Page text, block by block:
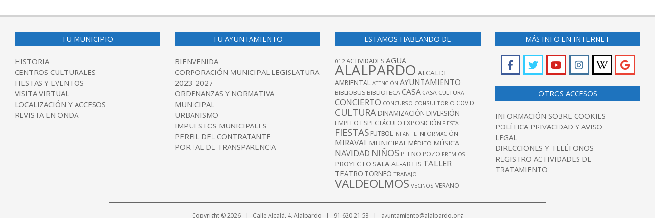
TU MUNICIPIO
HISTORIA
CENTROS CULTURALES
FIESTAS Y EVENTOS
VISITA VIRTUAL
LOCALIZACIÓN Y ACCESOS
REVISTA EN ONDA
TU AYUNTAMIENTO
BIENVENIDA
CORPORACIÓN MUNICIPAL LEGISLATURA
2023-2027
ORDENANZAS Y NORMATIVA
MUNICIPAL
URBANISMO
IMPUESTOS MUNICIPALES
PERFIL DEL CONTRATANTE
PORTAL DE TRANSPARENCIA
ESTAMOS HABLANDO DE
012 ACTIVIDADES AGUA
ALALPARDO ALCALDE
AMBIENTAL ATENCIÓN AYUNTAMIENTO
BIBLIOBUS BIBLIOTECACASA CASA CULTURA
CONCIERTO CONCURSO CONSULTORIO COVID
CULTURA DINAMIZACIÓN DIVERSIÓN
EMPLEO ESPECTÁCULO EXPOSICIÓN FIESTA
FIESTAS FUTBOL INFANTIL INFORMACIÓN
MIRAVAL MUNICIPAL MÉDICO MÚSICA
NAVIDAD NIÑOS PLENO POZO PREMIOS
PROYECTO SALA AL-ARTIS TALLER
TEATRO TORNEO TRABAJO
VALDEOLMOS VECINOS VERANO
MÁS INFO EN INTERNET
OTROS ACCESOS
INFORMACIÓN SOBRE COOKIES
POLÍTICA PRIVACIDAD Y AVISO
LEGAL
DIRECCIONES Y TELÉFONOS
REGISTRO ACTIVIDADES DE
TRATAMIENTO
Copyright © 2026 | Calle Alcalá, 4. Alalpardo | 91 620 21 53 | ayuntamiento@alalpardo.org